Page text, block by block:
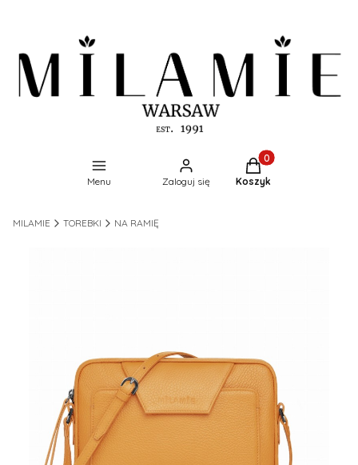
Menu Zaloguj się
Produkty w
Koszyk
MILAMIE TOREBKI NA RAMIĘ